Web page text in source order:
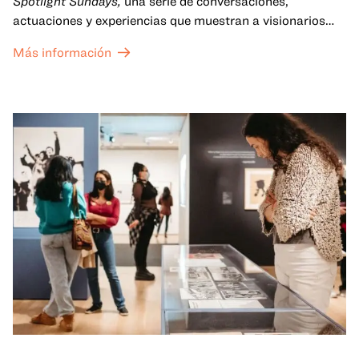
actuaciones y experiencias que muestran a visionarios
Más información